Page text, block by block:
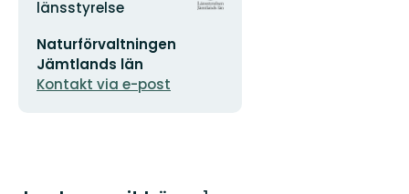
länsstyrelse
postadress
Naturförvaltningen
Jämtlands län
Kontakt via e-post
logotyp